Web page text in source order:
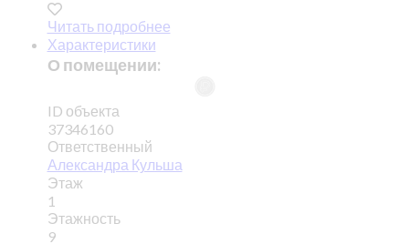
Читать подробнее
Характеристики
О помещении:
ID объекта
37346160
Ответственный
Александра Кульша
Этаж
1
Этажность
9